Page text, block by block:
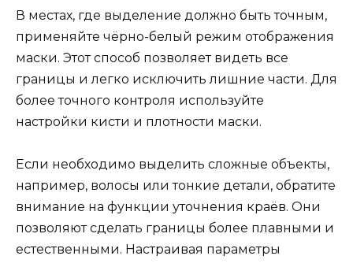
В местах, где выделение должно быть точным,
применяйте чёрно-белый режим отображения
маски. Этот способ позволяет видеть все
границы и легко исключить лишние части. Для
более точного контроля используйте
настройки кисти и плотности маски.
Если необходимо выделить сложные объекты,
например, волосы или тонкие детали, обратите
внимание на функции уточнения краёв. Они
позволяют сделать границы более плавными и
естественными. Настраивая параметры